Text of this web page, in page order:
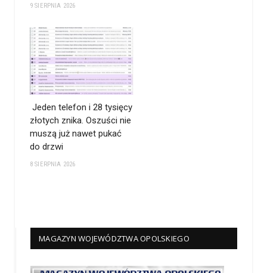
9 SIERPNIA 2026
Jeden telefon i 28 tysięcy
złotych znika. Oszuści nie
muszą już nawet pukać
do drzwi
8 SIERPNIA 2026
MAGAZYN WOJEWÓDZTWA OPOLSKIEGO